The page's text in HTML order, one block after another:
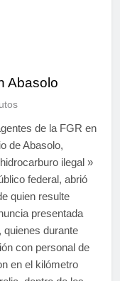
Abasolo
de la FGR en
de Abasolo,
ilegal »
federal, abrió
quien resulte
presentada
quienes durante
con personal de
en el kilómetro